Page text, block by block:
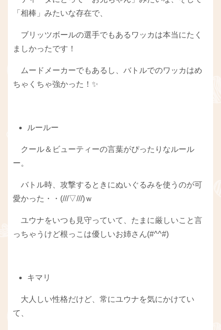
「相棒」みたいな存在で、
ブリッツボールの選手でもあるワッカは本当にたく
ましかったです！
ムードメーカーでもあるし、バトルでのワッカはめ
ちゃくちゃ強かった！✨
ルールー
クール＆ビューティーの言葉がぴったりなルール
ー。
バトル時、攻撃するときにぬいぐるみを使うのが可
愛かった・・(///▽///)ｗ
ユウナをいつも見守っていて、たまに厳しいこと言
っちゃうけど根っこは優しいお姉さん(#^^#)
キマリ
大人しい性格だけど、常にユウナを気にかけてい
て、